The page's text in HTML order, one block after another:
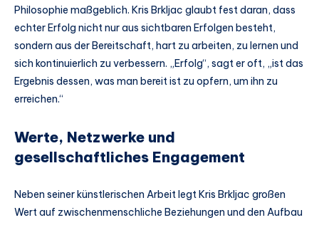
Philosophie maßgeblich. Kris Brkljac glaubt fest daran, dass
echter Erfolg nicht nur aus sichtbaren Erfolgen besteht,
sondern aus der Bereitschaft, hart zu arbeiten, zu lernen und
sich kontinuierlich zu verbessern. „Erfolg“, sagt er oft, „ist das
Ergebnis dessen, was man bereit ist zu opfern, um ihn zu
erreichen.“
Werte, Netzwerke und
gesellschaftliches Engagement
Neben seiner künstlerischen Arbeit legt Kris Brkljac großen
Wert auf zwischenmenschliche Beziehungen und den Aufbau